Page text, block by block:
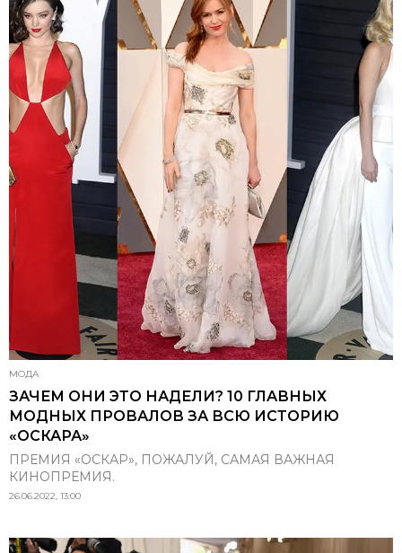
МОДА
ЗАЧЕМ ОНИ ЭТО НАДЕЛИ? 10 ГЛАВНЫХ
МОДНЫХ ПРОВАЛОВ ЗА ВСЮ ИСТОРИЮ
«ОСКАРА»
ПРЕМИЯ «ОСКАР», ПОЖАЛУЙ, САМАЯ ВАЖНАЯ
КИНОПРЕМИЯ.
26.06.2022, 13:00